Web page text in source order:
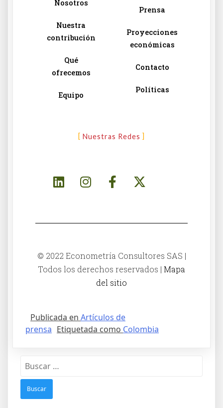
Nosotros
Nuestra
contribución
Qué
ofrecemos
Equipo
Prensa
Proyecciones
económicas
Contacto
Políticas
Nuestras Redes
© 2022 Econometría Consultores SAS |
Todos los derechos reservados | Mapa
del sitio
Publicada en Artículos de
prensa Etiquetada como Colombia